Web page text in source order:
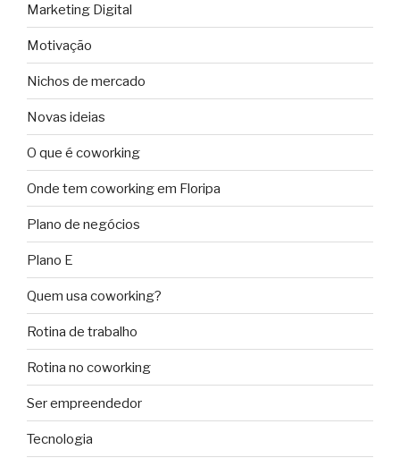
Marketing Digital
Motivação
Nichos de mercado
Novas ideias
O que é coworking
Onde tem coworking em Floripa
Plano de negócios
Plano E
Quem usa coworking?
Rotina de trabalho
Rotina no coworking
Ser empreendedor
Tecnologia